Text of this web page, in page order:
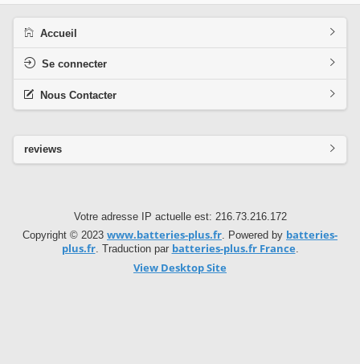
Accueil
Se connecter
Nous Contacter
reviews
Votre adresse IP actuelle est: 216.73.216.172
Copyright © 2023 www.batteries-plus.fr. Powered by batteries-
plus.fr. Traduction par batteries-plus.fr France.
View Desktop Site